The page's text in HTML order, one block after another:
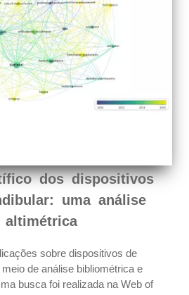
dos dispositivos
uma análise
altimétrica
sobre dispositivos de
de análise bibliométrica e
busca foi realizada na Web of